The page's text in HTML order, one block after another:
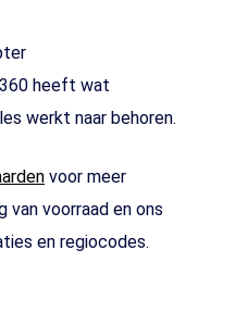
heeft wat
werkt naar behoren.
voor meer
voorraad en ons
en regiocodes.